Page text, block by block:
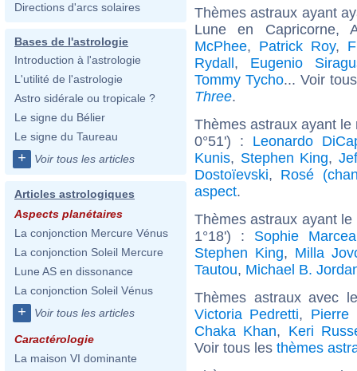
Directions d'arcs solaires
Bases de l'astrologie
Introduction à l'astrologie
L'utilité de l'astrologie
Astro sidérale ou tropicale ?
Le signe du Bélier
Le signe du Taureau
+ Voir tous les articles
Articles astrologiques
Aspects planétaires
La conjonction Mercure Vénus
La conjonction Soleil Mercure
Lune AS en dissonance
La conjonction Soleil Vénus
+ Voir tous les articles
Caractérologie
La maison VI dominante
Thèmes astraux ayant
Lune en Capricorne,
McPhee, Patrick Roy,
Rydall, Eugenio
Tommy Tycho... Voir
Three.
Thèmes astraux ayant
0°51') : Leonardo
Kunis, Stephen King,
Dostoïevski, Rosé
aspect.
Thèmes astraux ayant
1°18') : Sophie
Stephen King, Milla
Tautou, Michael B.
Thèmes astraux avec
Victoria Pedretti, Pierre
Chaka Khan, Keri
Voir tous les thèmes